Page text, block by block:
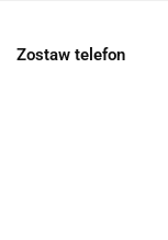
Zostaw telefon